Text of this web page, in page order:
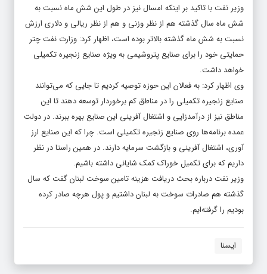
وزیر نفت با تاکید بر اینکه امسال نیز در طول این شش ماه نسبت به
شش ماه سال گذشته هم از نظر وزنی و هم از نظر ریالی و دلاری ارزش
نسبت به شش ماه گذشته بالاتر بوده است، اظهار کرد: وزارت نفت چتر
حمایتی خود را برای صنایع پتروشیمی به ویژه صنایع زنجیره تکمیلی
خواهد داشت.
وی اظهار کرد: به فعالان این حوزه توصیه کردیم تا جایی که می‌توانند
صنایع زنجیره تکمیلی را در مناطق کم برخوردار توسعه دهند تا این
مناطق نیز از درآمدزایی و اشتغال آفرینی این صنایع بهره ببرند. در دولت
عمده برنامه‌ها روی صنایع زنجیره تکمیلی است. چرا که این صنایع ارز
آوری، اشتغال آفرینی و بازگشت سرمایه دارند. در همین راستا در نظر
داریم که برای تکمیل خوراک کمک شایانی داشته باشیم.
وزیر نفت درباره بحث دریافت هزینه تامین سوخت لبنان گفت که سال
گذشته هم صادرات سوخت به لبنان داشتیم و پول هرچه صادر کرده
بودیم را گرفته‌ایم.
ایسنا